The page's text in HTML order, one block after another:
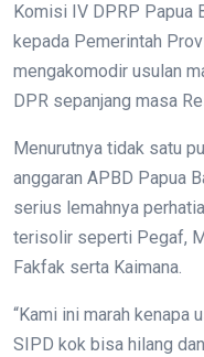
Komisi IV DPRP Papua
kepada Pemerintah
mengakomodir usulan
DPR sepanjang masa
Menurutnya tidak satu
anggaran APBD Papua
serius lemahnya
terisolir seperti Pegaf,
Fakfak serta Kaimana.
“Kami ini marah kenapa
SIPD kok bisa hilang